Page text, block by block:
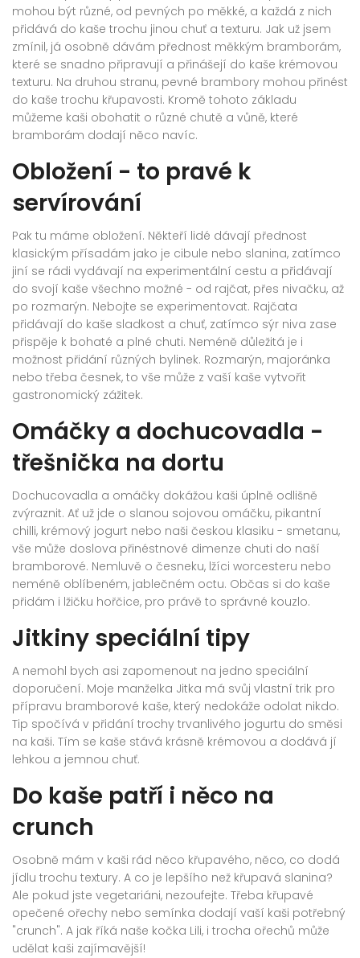
mohou být různé, od pevných po měkké, a každá z nich
přidává do kaše trochu jinou chuť a texturu. Jak už jsem
zmínil, já osobně dávám přednost měkkým bramborám,
které se snadno připravují a přinášejí do kaše krémovou
texturu. Na druhou stranu, pevné brambory mohou přinést
do kaše trochu křupavosti. Kromě tohoto základu
můžeme kaši obohatit o různé chutě a vůně, které
bramborám dodají něco navíc.
Obložení - to pravé k
servírování
Pak tu máme obložení. Někteří lidé dávají přednost
klasickým přísadám jako je cibule nebo slanina, zatímco
jiní se rádi vydávají na experimentální cestu a přidávají
do svojí kaše všechno možné - od rajčat, přes nivačku, až
po rozmarýn. Nebojte se experimentovat. Rajčata
přidávají do kaše sladkost a chuť, zatímco sýr niva zase
přispěje k bohaté a plné chuti. Neméně důležitá je i
možnost přidání různých bylinek. Rozmarýn, majoránka
nebo třeba česnek, to vše může z vaší kaše vytvořit
gastronomický zážitek.
Omáčky a dochucovadla -
třešnička na dortu
Dochucovadla a omáčky dokážou kaši úplně odlišně
zvýraznit. Ať už jde o slanou sojovou omáčku, pikantní
chilli, krémový jogurt nebo naši českou klasiku - smetanu,
vše může doslova přinéstnové dimenze chuti do naší
bramborové. Nemluvě o česneku, lžíci worcesteru nebo
neméně oblíbeném, jablečném octu. Občas si do kaše
přidám i lžičku hořčice, pro právě to správné kouzlo.
Jitkiny speciální tipy
A nemohl bych asi zapomenout na jedno speciální
doporučení. Moje manželka Jitka má svůj vlastní trik pro
přípravu bramborové kaše, který nedokáže odolat nikdo.
Tip spočívá v přidání trochy trvanlivého jogurtu do směsi
na kaši. Tím se kaše stává krásně krémovou a dodává jí
lehkou a jemnou chuť.
Do kaše patří i něco na
crunch
Osobně mám v kaši rád něco křupavého, něco, co dodá
jídlu trochu textury. A co je lepšího než křupavá slanina?
Ale pokud jste vegetariáni, nezoufejte. Třeba křupavé
opečené ořechy nebo semínka dodají vaší kaši potřebný
"crunch". A jak říká naše kočka Lili, i trocha ořechů může
udělat kaši zajímavější!